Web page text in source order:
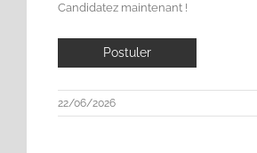
Candidatez maintenant !
22/06/2026